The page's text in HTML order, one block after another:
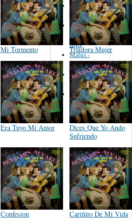
Mi Tormento Traidora Mujer
Era Tuyo Mi Amor
Dices Que Yo Ando
Sufriendo
Confesion Cariñito De Mi Vida
Martinez,
Felipe
Performance
Music Co.
BMI
Matus -
Rodriguez
Carleton -
Dixon
Abreu -
Oliverira